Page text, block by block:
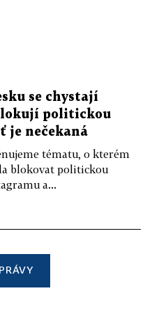
se chystají
politickou
je nečekaná
tématu, o kterém
blokovat politickou
a...